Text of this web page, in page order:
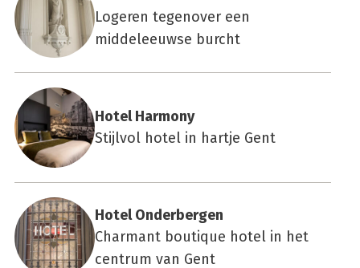
Logeren tegenover een
middeleeuwse burcht
Hotel Har­mo­ny
Stijlvol hotel in hartje Gent
Hotel Onder­ber­gen
Charmant boutique hotel in het
centrum van Gent